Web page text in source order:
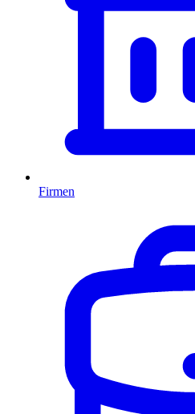
Firmen